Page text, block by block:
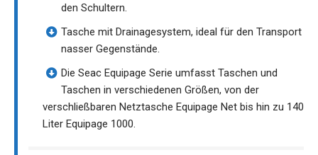
den Schultern.
Tasche mit Drainagesystem, ideal für den Transport
nasser Gegenstände.
Die Seac Equipage Serie umfasst Taschen und
Taschen in verschiedenen Größen, von der
verschließbaren Netztasche Equipage Net bis hin zu 140
Liter Equipage 1000.